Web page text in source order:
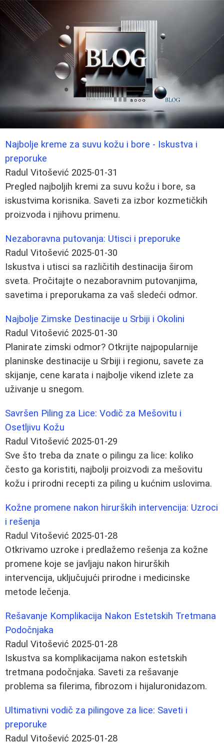
Najbolje kreme za suvu kožu i bore - Iskustva i
preporuke
Radul Vitošević 2025-01-31
Pregled najboljih kremi za suvu kožu i bore, sa
iskustvima korisnika. Saveti za izbor kozmetičkih
proizvoda i njihovu primenu.
Nezaboravna putovanja: Utisci i preporuke
Radul Vitošević 2025-01-30
Iskustva i utisci sa različitih destinacija širom
sveta. Pročitajte o nezaboravnim putovanjima,
savetima i preporukama za vaš sledeći odmor.
Najbolje Zimske Destinacije u Srbiji i Okolini
Radul Vitošević 2025-01-30
Planirate zimski odmor? Otkrijte najpopularnije
planinske destinacije u Srbiji i regionu, savete za
skijanje, cene karata i najbolje vikend izlete za
uživanje u snegom.
Savršen Piling za Lice: Vodič za Mešovitu i
Osetljivu Kožu
Radul Vitošević 2025-01-29
Sve što treba da znate o pilingu za lice: koliko
često ga koristiti, najbolji proizvodi za mešovitu
kožu i prirodni recepti za piling u kućnim uslovima.
Kožne promene nakon hirurških intervencija: Uzroci
i rešenja
Radul Vitošević 2025-01-28
Otkrivamo uzroke i predlažemo rešenja za kožne
promene koje se javljaju nakon hirurških
intervencija, uključujući prirodne i medicinske
metode lečenja.
Rešavanje Komplikacija Nakon Estetskih Tretmana
Podočnjaka
Radul Vitošević 2025-01-28
Iskustva sa komplikacijama nakon estetskih
tretmana podočnjaka. Saveti za rešavanje
problema sa filerima, fibrozom i hijaluronidazom.
Ultimativni vodič za pilingove za lice: Saveti i
preporuke
Radul Vitošević 2025-01-28